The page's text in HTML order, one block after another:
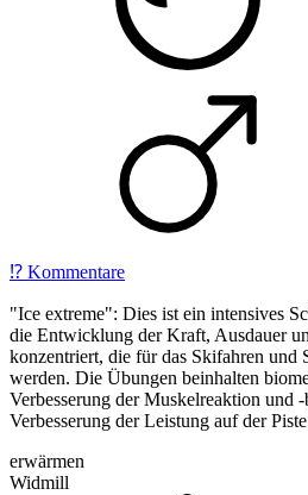
⁉️ Kommentare
"Ice extreme": Dies ist ein intensives
die Entwicklung der Kraft, Ausdauer
konzentriert, die für das Skifahren und
werden. Die Übungen beinhalten
Verbesserung der Muskelreaktion und
Verbesserung der Leistung auf der
erwärmen
Widmill